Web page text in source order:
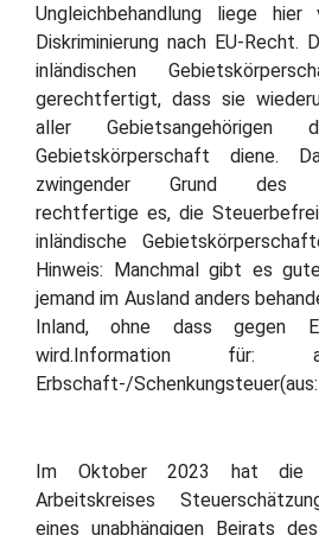
Ungleichbehandlung liege
Diskriminierung nach EU-Recht.
inländischen
gerechtfertigt, dass sie
aller Gebietsangehörigen
Gebietskörperschaft diene.
zwingender Grund des
rechtfertige es, die
inländische
Hinweis: Manchmal gibt es
jemand im Ausland anders
Inland, ohne dass gegen
wird.Information für:
Erbschaft-/
Im Oktober 2023 hat die
Arbeitskreises
eines unabhängigen Beirats